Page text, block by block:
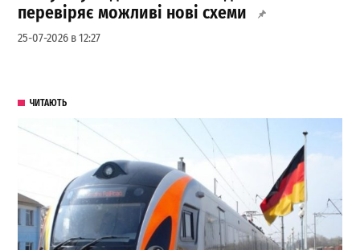
перевіряє можливі нові схеми
25-07-2026 в 12:27
ЧИТАЮТЬ